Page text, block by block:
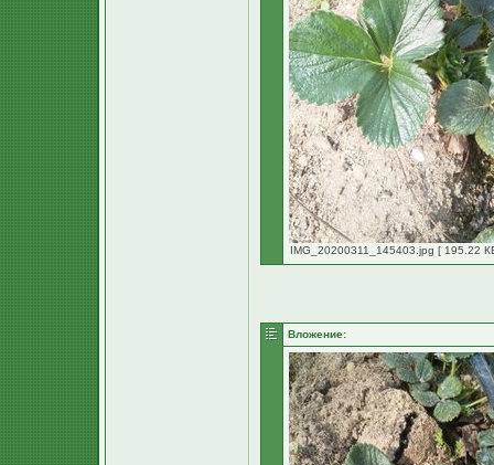
IMG_20200311_145403.jpg [ 195.22
Вложение: